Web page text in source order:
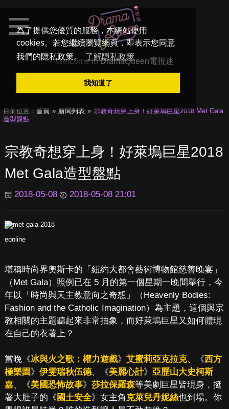
為了提供您優質的服務，本網站使用
cookies。若您繼續瀏覽網頁，即表示您同意
我們的隱私政策。
了解隱私政策
我知道了
Welcome toDramaQueen電視迷
目前位置： 首頁 新聞列表
宗教奇想穿上身！好萊塢巨星2018 Met Gala
造型盤點
宗教奇想穿上身！好萊塢巨星2018
Met Gala造型盤點
2018-05-08 2018-05-08 21:01
eonline
堪稱時尚界奧斯卡的「紐約大都會藝術博物館慈善晚宴」
（Met Gala）照例已在 5 月的第一個星期一晚間舉行，今
年以「時尚與天主教意向之奇想」（Heavenly Bodies:
Fashion and the Catholic Imagination）為主題，這個與宗
教相關的主題聽起來非常抽象，而好萊塢巨星又如何體現
在自己的衣著上？
當晚《冰與火之歌：權力遊戲》 艾蜜莉亞克拉克、《西方
極樂園》 伊雯瑞秋伍德、《美麗心計》 亞歷山大史柯斯
嘉、《美國恐怖故事》 莎拉保羅森等美劇巨星皆現身，挺
著大肚子的《 國土安全》女主角克萊兒丹妮絲也到場。你